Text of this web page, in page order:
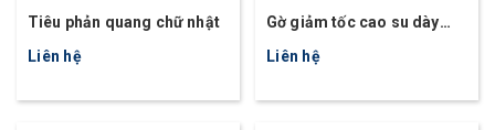
Tiêu phản quang chữ nhật
Liên hệ
Gờ giảm tốc cao su dày
50mm chịu lực từ 50 tấn -
100 tấn
Liên hệ